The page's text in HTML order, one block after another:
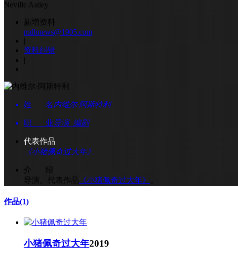
Neville Astley
新增资料
mdbnews@1905.com
|
资料纠错
|
姓 名内维尔·阿斯特利
职 业导演 编剧
代表作品
《小猪佩奇过大年》
介 绍
导演。代表作品 《小猪佩奇过大年》
作品(1)
小猪佩奇过大年2019